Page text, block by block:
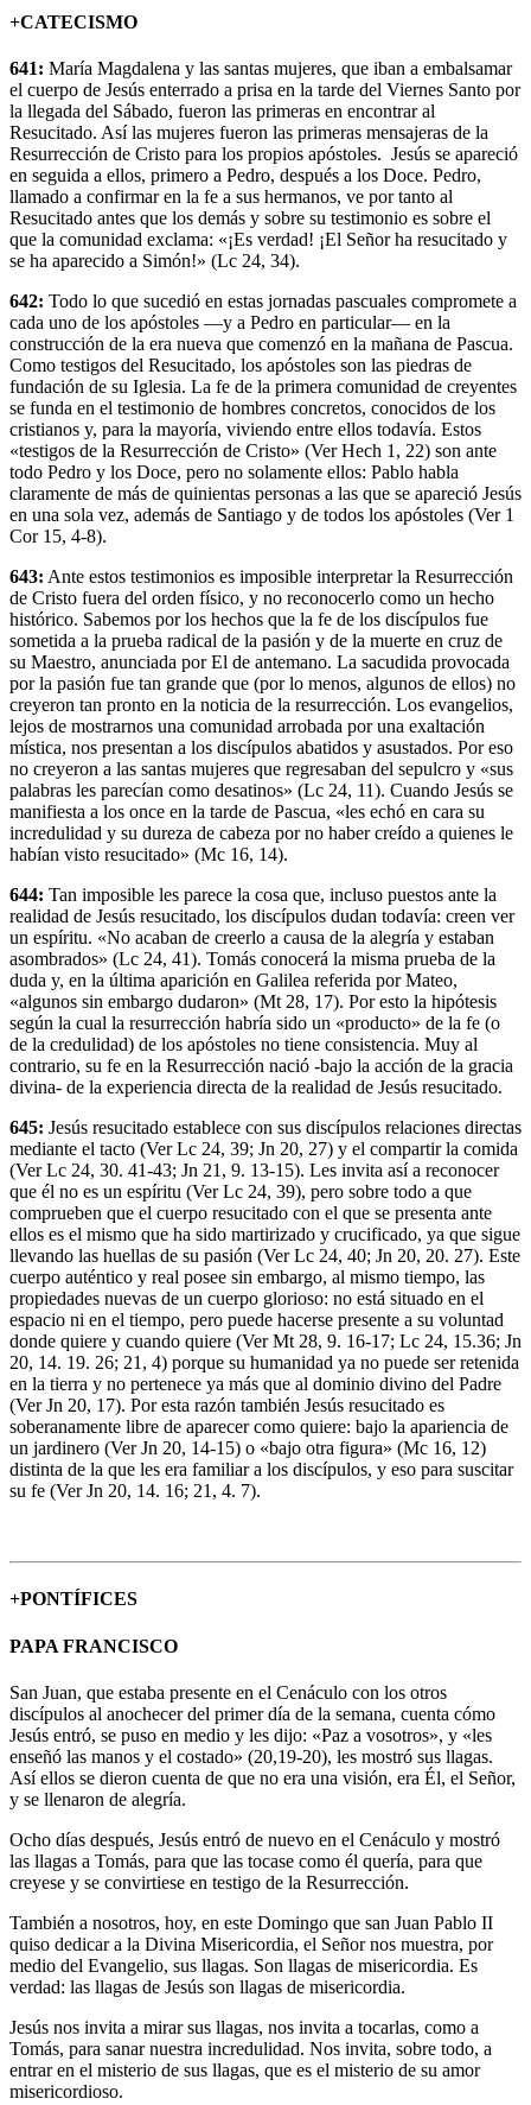
+CATECISMO
641: María Magdalena y las santas mujeres, que iban a embalsamar
el cuerpo de Jesús enterrado a prisa en la tarde del Viernes Santo por
la llegada del Sábado, fueron las primeras en encontrar al
Resucitado. Así las mujeres fueron las primeras mensajeras de la
Resurrección de Cristo para los propios apóstoles. Jesús se apareció
en seguida a ellos, primero a Pedro, después a los Doce. Pedro,
llamado a confirmar en la fe a sus hermanos, ve por tanto al
Resucitado antes que los demás y sobre su testimonio es sobre el
que la comunidad exclama: «¡Es verdad! ¡El Señor ha resucitado y
se ha aparecido a Simón!» (Lc 24, 34).
642: Todo lo que sucedió en estas jornadas pascuales compromete a
cada uno de los apóstoles —y a Pedro en particular— en la
construcción de la era nueva que comenzó en la mañana de Pascua.
Como testigos del Resucitado, los apóstoles son las piedras de
fundación de su Iglesia. La fe de la primera comunidad de creyentes
se funda en el testimonio de hombres concretos, conocidos de los
cristianos y, para la mayoría, viviendo entre ellos todavía. Estos
«testigos de la Resurrección de Cristo» (Ver Hech 1, 22) son ante
todo Pedro y los Doce, pero no solamente ellos: Pablo habla
claramente de más de quinientas personas a las que se apareció Jesús
en una sola vez, además de Santiago y de todos los apóstoles (Ver 1
Cor 15, 4-8).
643: Ante estos testimonios es imposible interpretar la Resurrección
de Cristo fuera del orden físico, y no reconocerlo como un hecho
histórico. Sabemos por los hechos que la fe de los discípulos fue
sometida a la prueba radical de la pasión y de la muerte en cruz de
su Maestro, anunciada por El de antemano. La sacudida provocada
por la pasión fue tan grande que (por lo menos, algunos de ellos) no
creyeron tan pronto en la noticia de la resurrección. Los evangelios,
lejos de mostrarnos una comunidad arrobada por una exaltación
mística, nos presentan a los discípulos abatidos y asustados. Por eso
no creyeron a las santas mujeres que regresaban del sepulcro y «sus
palabras les parecían como desatinos» (Lc 24, 11). Cuando Jesús se
manifiesta a los once en la tarde de Pascua, «les echó en cara su
incredulidad y su dureza de cabeza por no haber creído a quienes le
habían visto resucitado» (Mc 16, 14).
644: Tan imposible les parece la cosa que, incluso puestos ante la
realidad de Jesús resucitado, los discípulos dudan todavía: creen ver
un espíritu. «No acaban de creerlo a causa de la alegría y estaban
asombrados» (Lc 24, 41). Tomás conocerá la misma prueba de la
duda y, en la última aparición en Galilea referida por Mateo,
«algunos sin embargo dudaron» (Mt 28, 17). Por esto la hipótesis
según la cual la resurrección habría sido un «producto» de la fe (o
de la credulidad) de los apóstoles no tiene consistencia. Muy al
contrario, su fe en la Resurrección nació -bajo la acción de la gracia
divina- de la experiencia directa de la realidad de Jesús resucitado.
645: Jesús resucitado establece con sus discípulos relaciones directas
mediante el tacto (Ver Lc 24, 39; Jn 20, 27) y el compartir la comida
(Ver Lc 24, 30. 41-43; Jn 21, 9. 13-15). Les invita así a reconocer
que él no es un espíritu (Ver Lc 24, 39), pero sobre todo a que
comprueben que el cuerpo resucitado con el que se presenta ante
ellos es el mismo que ha sido martirizado y crucificado, ya que sigue
llevando las huellas de su pasión (Ver Lc 24, 40; Jn 20, 20. 27). Este
cuerpo auténtico y real posee sin embargo, al mismo tiempo, las
propiedades nuevas de un cuerpo glorioso: no está situado en el
espacio ni en el tiempo, pero puede hacerse presente a su voluntad
donde quiere y cuando quiere (Ver Mt 28, 9. 16-17; Lc 24, 15.36; Jn
20, 14. 19. 26; 21, 4) porque su humanidad ya no puede ser retenida
en la tierra y no pertenece ya más que al dominio divino del Padre
(Ver Jn 20, 17). Por esta razón también Jesús resucitado es
soberanamente libre de aparecer como quiere: bajo la apariencia de
un jardinero (Ver Jn 20, 14-15) o «bajo otra figura» (Mc 16, 12)
distinta de la que les era familiar a los discípulos, y eso para suscitar
su fe (Ver Jn 20, 14. 16; 21, 4. 7).
+PONTÍFICES
PAPA FRANCISCO
San Juan, que estaba presente en el Cenáculo con los otros
discípulos al anochecer del primer día de la semana, cuenta cómo
Jesús entró, se puso en medio y les dijo: «Paz a vosotros», y «les
enseñó las manos y el costado» (20,19-20), les mostró sus llagas.
Así ellos se dieron cuenta de que no era una visión, era Él, el Señor,
y se llenaron de alegría.
Ocho días después, Jesús entró de nuevo en el Cenáculo y mostró
las llagas a Tomás, para que las tocase como él quería, para que
creyese y se convirtiese en testigo de la Resurrección.
También a nosotros, hoy, en este Domingo que san Juan Pablo II
quiso dedicar a la Divina Misericordia, el Señor nos muestra, por
medio del Evangelio, sus llagas. Son llagas de misericordia. Es
verdad: las llagas de Jesús son llagas de misericordia.
Jesús nos invita a mirar sus llagas, nos invita a tocarlas, como a
Tomás, para sanar nuestra incredulidad. Nos invita, sobre todo, a
entrar en el misterio de sus llagas, que es el misterio de su amor
misericordioso.